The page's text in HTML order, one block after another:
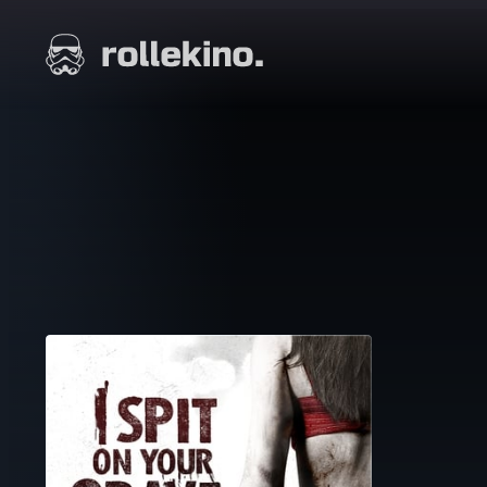
suoraan
sisältöön
Elokuvat ja elokuva-arviot | Rollekino.fi